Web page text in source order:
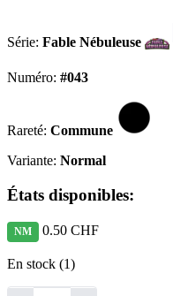
Série: Fable Nébuleuse
Numéro: #043
Rareté: Commune
Variante: Normal
États disponibles:
NM 0.50 CHF
En stock (1)